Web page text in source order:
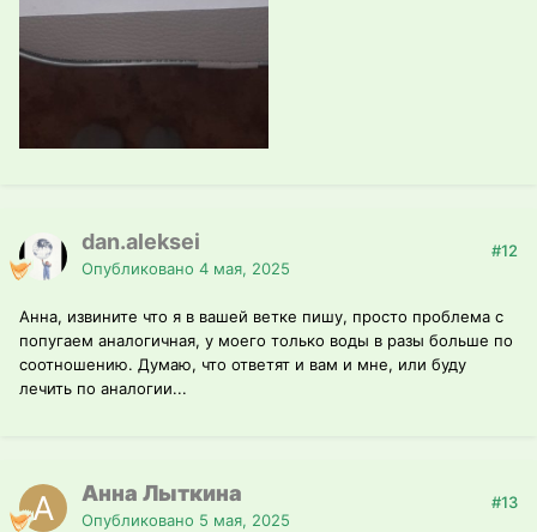
dan.aleksei
Опубликовано 4 мая, 2025
#12
Анна, извините что я в вашей ветке пишу, просто проблема с
попугаем аналогичная, у моего только воды в разы больше по
соотношению. Думаю, что ответят и вам и мне, или буду
лечить по аналогии...
Анна Лыткина
Опубликовано 5 мая, 2025
#13